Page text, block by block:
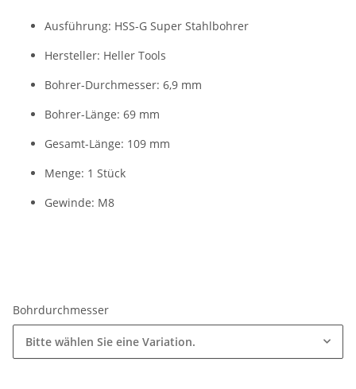
Ausführung: HSS-G Super Stahlbohrer
Hersteller: Heller Tools
Bohrer-Durchmesser: 6,9 mm
Bohrer-Länge: 69 mm
Gesamt-Länge: 109 mm
Menge: 1 Stück
Gewinde: M8
Bohrdurchmesser
Bitte wählen Sie eine Variation.